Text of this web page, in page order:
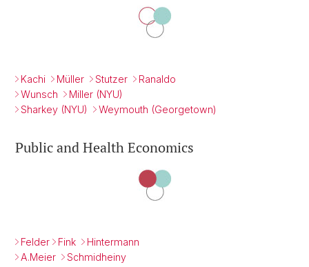
Kachi Müller Stutzer
Ranaldo
Wunsch
Miller (NYU)
Sharkey (NYU)
Weymouth (Georgetown)
Public and Health Economics
Felder Fink
Hintermann
A.Meier
Schmidheiny